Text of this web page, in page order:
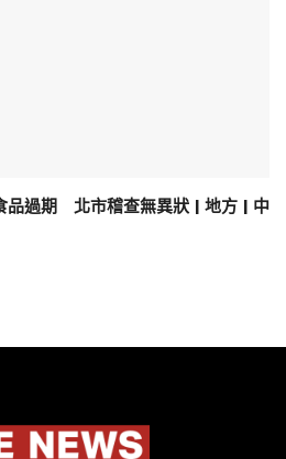
品過期 北市稽查無異狀 | 地方 | 中